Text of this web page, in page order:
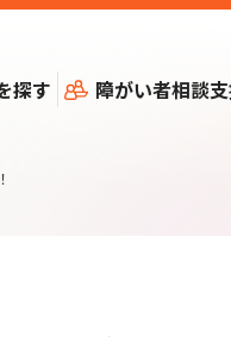
探す 障がい者相談